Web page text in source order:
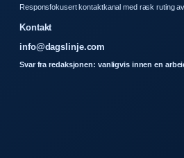
Responsfokusert kontaktkanal med rask ruting
Kontakt
info@dagslinje.com
Svar fra redaksjonen: vanligvis innen en